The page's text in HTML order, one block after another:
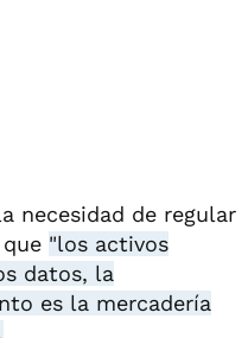
necesidad de regular
"los activos
datos, la
es la mercadería